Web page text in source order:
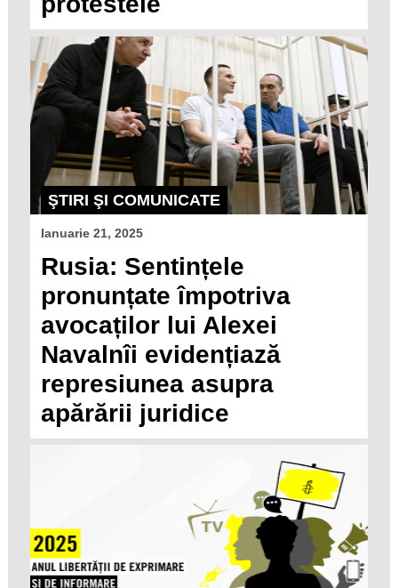
ŞTIRI ŞI COMUNICATE
Ianuarie 21, 2025
Rusia: Sentințele
pronunțate împotriva
avocaților lui Alexei
Navalnîi evidențiază
represiunea asupra
apărării juridice